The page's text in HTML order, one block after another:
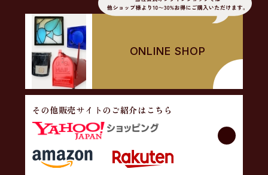
ONLINE SHOP
その他販売サイトのご紹介はこちら